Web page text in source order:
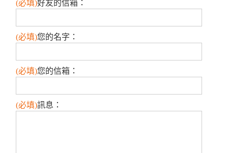
(必填)好友的信箱 ：
(必填)您的名字 ：
(必填)您的信箱 ：
(必填)訊息 ：